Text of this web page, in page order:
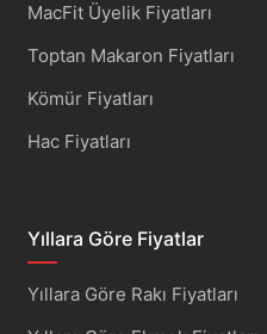
MacFit Üyelik Fiyatları
Toptan Makaron Fiyatları
Kömür Fiyatları
Hac Fiyatları
Yıllara Göre Fiyatlar
Yıllara Göre Rakı Fiyatları